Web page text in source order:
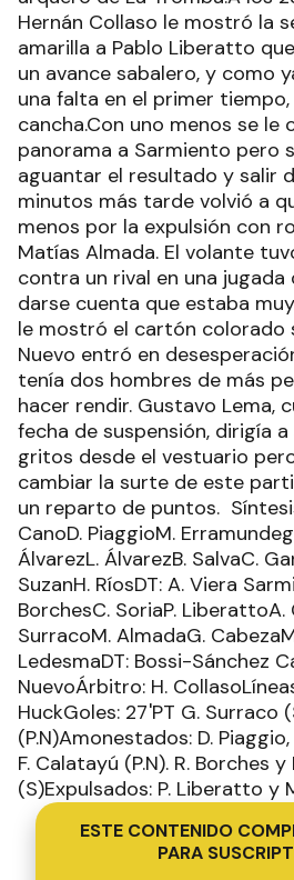
Hernán Collaso le mostró la
amarilla a Pablo Liberatto
un avance sabalero, y como
una falta en el primer
cancha.Con uno menos se le
panorama a Sarmiento pero
aguantar el resultado y salir
minutos más tarde volvió a
menos por la expulsión con
Matías Almada. El volante
contra un rival en una jugada
darse cuenta que estaba
le mostró el cartón colorado
Nuevo entró en
tenía dos hombres de más
hacer rendir. Gustavo Lema,
fecha de suspensión, dirigía
gritos desde el vestuario
cambiar la surte de este
un reparto de puntos.
CanoD. PiaggioM.
ÁlvarezL. ÁlvarezB. SalvaC.
SuzanH. RíosDT: A. Viera
BorchesC. SoriaP. LiberattoA.
SurracoM. AlmadaG.
LedesmaDT: Bossi-Sánchez
NuevoÁrbitro: H.
HuckGoles: 27'PT G. Surraco
(P.N)Amonestados: D.
F. Calatayú (P.N). R. Borches y
(S)Expulsados: P. Liberatto y
ESTE CONTENIDO
PARA